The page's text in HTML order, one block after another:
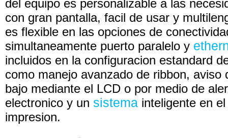
del equipo es personalizable a las
con gran pantalla, facil de usar y
es flexible en las opciones de
simultaneamente puerto paralelo y
incluidos en la configuracion estandard
como manejo avanzado de ribbon, aviso
bajo mediante el LCD o por medio de
electronico y un sistema inteligente en
impresion.